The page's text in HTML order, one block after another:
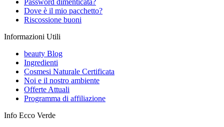
Dove è il mio pacchetto?
Riscossione buoni
Informazioni Utili
beauty Blog
Ingredienti
Cosmesi Naturale Certificata
Noi e il nostro ambiente
Offerte Attuali
Programma di affiliazione
Info Ecco Verde